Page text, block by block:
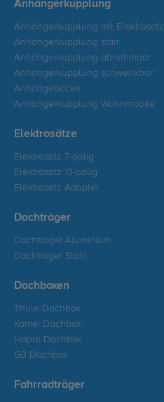
Anhängerkupplung
Anhängerkupplung mit Elektrosatz
Anhängerkupplung starr
Anhängerkupplung abnehmbar
Anhängerkupplung schwenkbar
Anhängeböcke
Anhängerkupplung Wohnmobile
Elektrosätze
Elektrosatz 7-polig
Elektrosatz 13-polig
Elektrosatz Adapter
Dachträger
Dachträger Aluminium
Dachträger Stahl
Dachboxen
Thule Dachbox
Kamei Dachbox
Hapro Dachbox
G3 Dachbox
Fahrradträger